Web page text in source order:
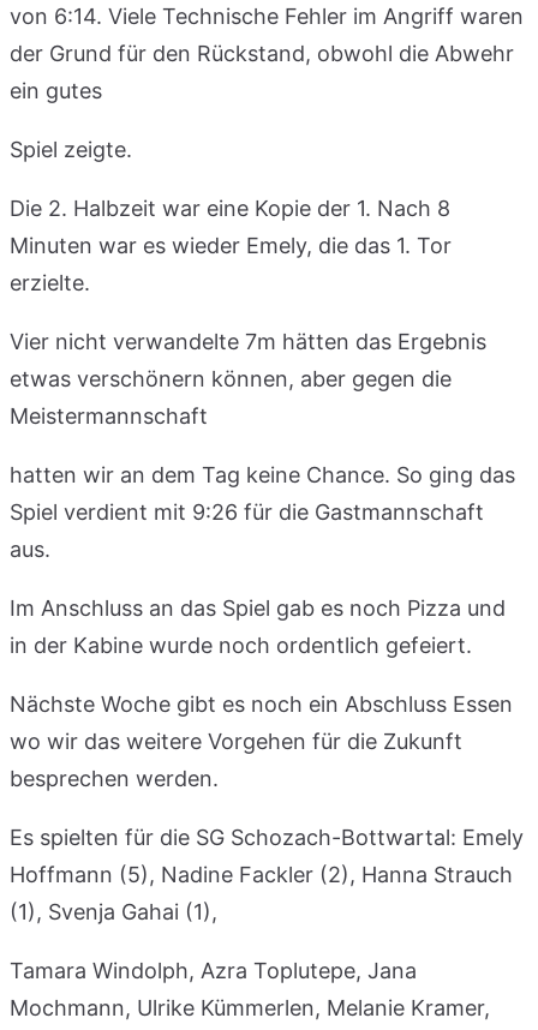
von 6:14. Viele Technische Fehler im Angriff waren
der Grund für den Rückstand, obwohl die Abwehr
ein gutes
Spiel zeigte.
Die 2. Halbzeit war eine Kopie der 1. Nach 8
Minuten war es wieder Emely, die das 1. Tor
erzielte.
Vier nicht verwandelte 7m hätten das Ergebnis
etwas verschönern können, aber gegen die
Meistermannschaft
hatten wir an dem Tag keine Chance. So ging das
Spiel verdient mit 9:26 für die Gastmannschaft
aus.
Im Anschluss an das Spiel gab es noch Pizza und
in der Kabine wurde noch ordentlich gefeiert.
Nächste Woche gibt es noch ein Abschluss Essen
wo wir das weitere Vorgehen für die Zukunft
besprechen werden.
Es spielten für die SG Schozach-Bottwartal: Emely
Hoffmann (5), Nadine Fackler (2), Hanna Strauch
(1), Svenja Gahai (1),
Tamara Windolph, Azra Toplutepe, Jana
Mochmann, Ulrike Kümmerlen, Melanie Kramer,